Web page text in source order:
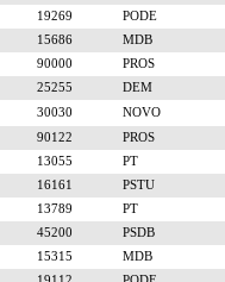
19269
PODE
15686
MDB
90000
PROS
25255
DEM
30030
NOVO
90122
PROS
13055
PT
16161
PSTU
13789
PT
45200
PSDB
15315
MDB